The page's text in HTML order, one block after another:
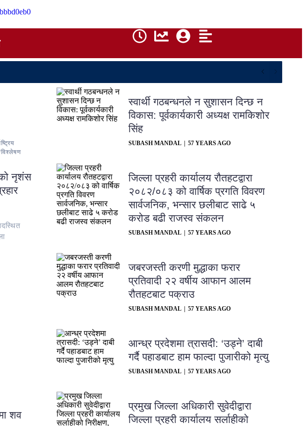
विश्लेषण
नृशंस
स्वार्थी गठबन्धनले न सुशासन दिन्छ न
विकास: पूर्वकार्यकारी अध्यक्ष रामकिशोर
सिंह ​
SUBASH MANDAL 57 YEARS AGO
जिल्ला प्रहरी कार्यालय रौतहटद्वारा
२०८२/०८३ को वार्षिक प्रगति विवरण
सार्वजनिक, भन्सार छलीबाट साढे ५
करोड बढी राजस्व संकलन
SUBASH MANDAL 57 YEARS AGO
जबरजस्ती करणी मुद्धाका फरार
प्रतिवादी २२ वर्षीय आफान आलम
रौतहटबाट पक्राउ
SUBASH MANDAL 57 YEARS AGO
शव
आन्ध्र प्रदेशमा त्रासदी: ‘उड्ने’ दाबी
गर्दै पहाडबाट हाम फाल्दा पुजारीको मृत्यु
SUBASH MANDAL 57 YEARS AGO
प्रमुख जिल्ला अधिकारी सुवेदीद्वारा
जिल्ला प्रहरी कार्यालय सर्लाहीको